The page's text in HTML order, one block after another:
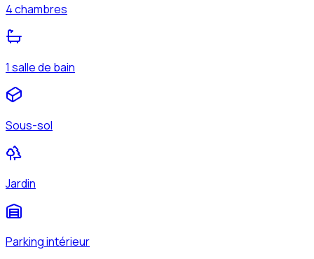
4 chambres
1 salle de bain
Sous-sol
Jardin
Parking intérieur